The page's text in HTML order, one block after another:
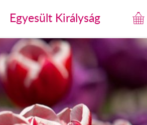
Egyesült Királyság